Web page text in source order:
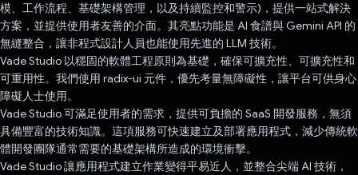
模、工作流程、基礎架構管理，以及持續監控和警示)，提供一站式解決
方案，並提供使用者友善的介面。其亮點功能是 AI 食譜與 Gemini API 的
無縫整合，讓非程式設計人員也能使用先進的 LLM 技術。
Vade Studio 以穩固的軟體工程原則為基礎，確保可擴充性、可擴充性和
可重用性。我們使用 radix-ui 元件，優先考量無障礙性，讓平台可供身心
障礙人士使用。
Vade Studio 可滿足使用者的需求，提供可負擔的 SaaS 開發服務，無須
具備豐富的技術知識。這項服務可快速建立及部署應用程式，減少傳統軟
體開發團隊通常需要的基礎架構所造成的環境衝擊。
Vade Studio 讓應用程式建立作業變得平易近人，並整合尖端 AI 技術，